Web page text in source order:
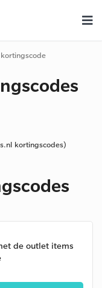
kortingscodes)
de outlet items